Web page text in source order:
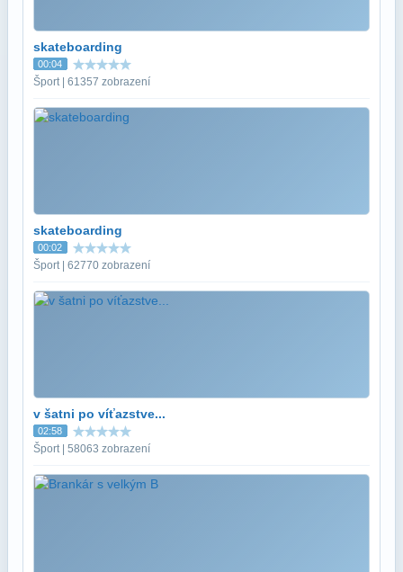
skateboarding
00:04
Šport | 61357 zobrazení
skateboarding
00:02
Šport | 62770 zobrazení
v šatni po víťazstve...
02:58
Šport | 58063 zobrazení